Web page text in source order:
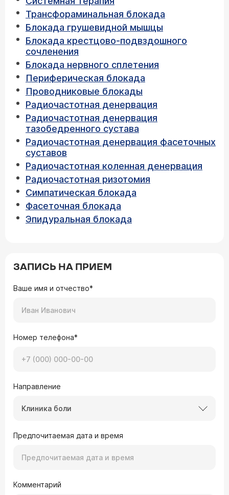
Трансфораминальная блокада
Блокада грушевидной мышцы
Блокада крестцово-подвздошного
сочленения
Блокада нервного сплетения
Периферическая блокада
Проводниковые блокады
Радиочастотная денервация
Радиочастотная денервация
тазобедренного сустава
Радиочастотная денервация фасеточных
суставов
Радиочастотная коленная денервация
Радиочастотная ризотомия
Симпатическая блокада
Фасеточная блокада
Эпидуральная блокада
ЗАПИСЬ НА ПРИЕМ
Ваше имя и отчество*
Номер телефона*
Направление
Клиника боли
Предпочитаемая дата и время
Комментарий